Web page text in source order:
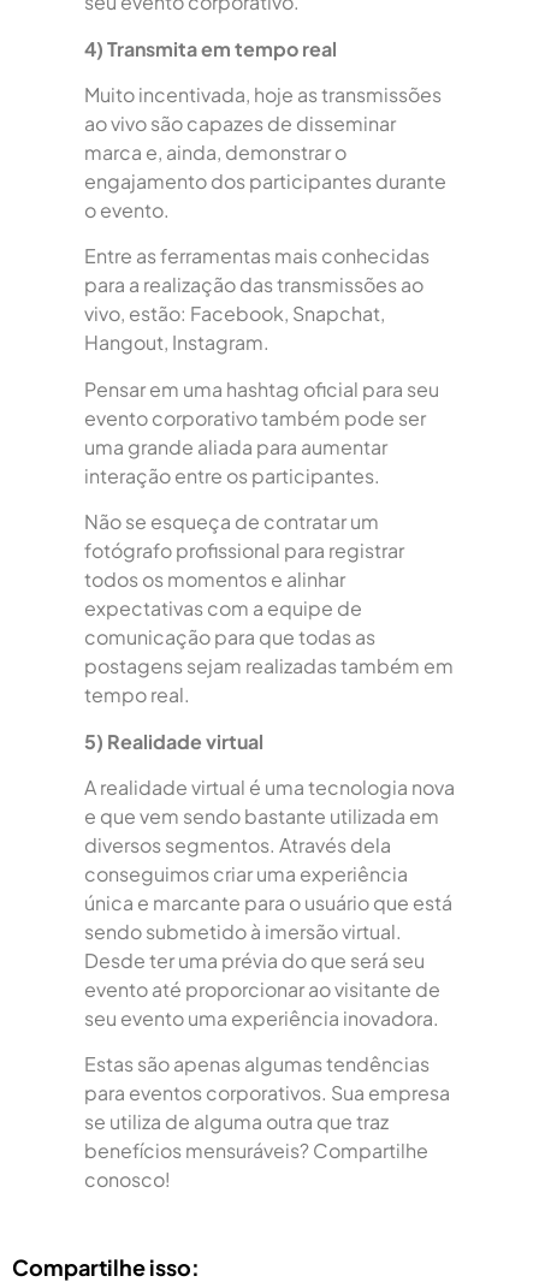
4) Transmita em tempo real
Muito incentivada, hoje as transmissões
ao vivo são capazes de disseminar
marca e, ainda, demonstrar o
engajamento dos participantes durante
o evento.
Entre as ferramentas mais conhecidas
para a realização das transmissões ao
vivo, estão: Facebook, Snapchat,
Hangout, Instagram.
Pensar em uma hashtag oficial para seu
evento corporativo também pode ser
uma grande aliada para aumentar
interação entre os participantes.
Não se esqueça de contratar um
fotógrafo profissional para registrar
todos os momentos e alinhar
expectativas com a equipe de
comunicação para que todas as
postagens sejam realizadas também em
tempo real.
5) Realidade virtual
A realidade virtual é uma tecnologia nova
e que vem sendo bastante utilizada em
diversos segmentos. Através dela
conseguimos criar uma experiência
única e marcante para o usuário que está
sendo submetido à imersão virtual.
Desde ter uma prévia do que será seu
evento até proporcionar ao visitante de
seu evento uma experiência inovadora.
Estas são apenas algumas tendências
para eventos corporativos. Sua empresa
se utiliza de alguma outra que traz
benefícios mensuráveis? Compartilhe
conosco!
Compartilhe isso: